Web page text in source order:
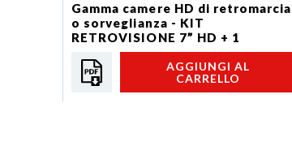
Gamma camere HD di retromarcia
o sorveglianza - KIT
RETROVISIONE 7” HD + 1
TELECAMERA COMPATTA...
AGGIUNGI AL
CARRELLO